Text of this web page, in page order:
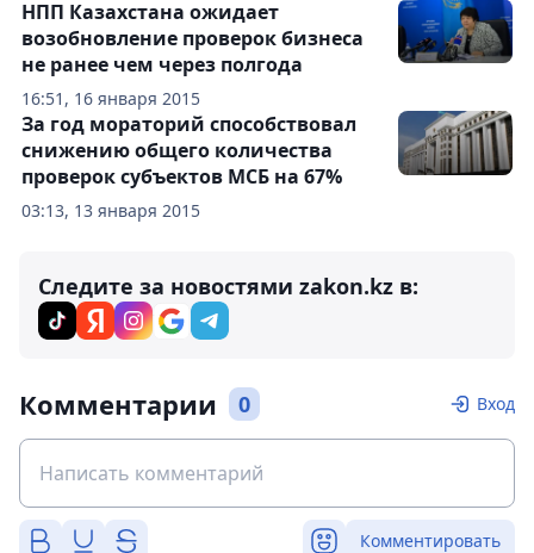
16:51, 16 января 2015
НПП Казахстана ожидает
возобновление проверок бизнеса
не ранее чем через полгода
03:13, 13 января 2015
За год мораторий способствовал
снижению общего количества
проверок субъектов МСБ на 67%
Следите за новостями zakon.kz в:
Комментарии 0 Вход
Комментировать